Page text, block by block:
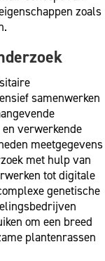
zoals
samenwerken
verwerkende
meetgegevens
met hulp van
tot digitale
genetische
om een breed
plantenrassen